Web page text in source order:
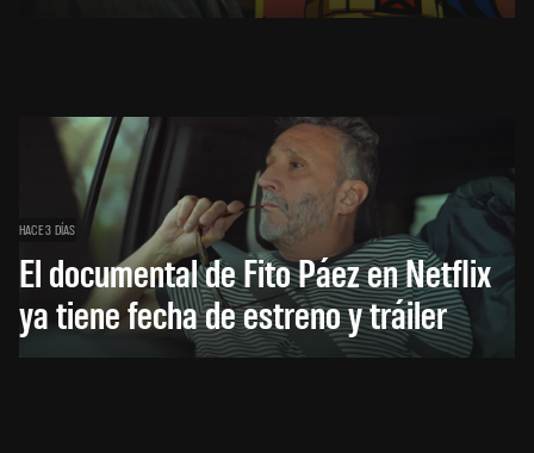
HACE 3 DÍAS
El documental de Fito Páez en Netflix
ya tiene fecha de estreno y tráiler